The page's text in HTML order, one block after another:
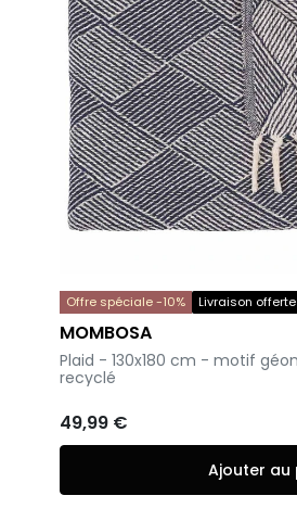
Offre spéciale -10% Livraison offerte
MOMBOSA
-
Plaid - 130x180 cm - motif
recyclé
49,99 €
Ajouter au